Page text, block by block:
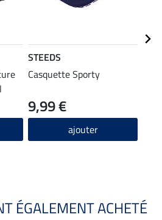
STEEDS
Casquette Sporty
9,99 €
ajouter
ÉGALEMENT ACHETÉ